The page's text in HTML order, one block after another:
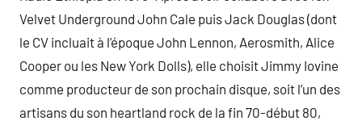
Velvet Underground John Cale puis Jack Douglas (dont
le CV incluait à l’époque John Lennon, Aerosmith, Alice
Cooper ou les New York Dolls), elle choisit Jimmy Iovine
comme producteur de son prochain disque, soit l’un des
artisans du son heartland rock de la fin 70-début 80,